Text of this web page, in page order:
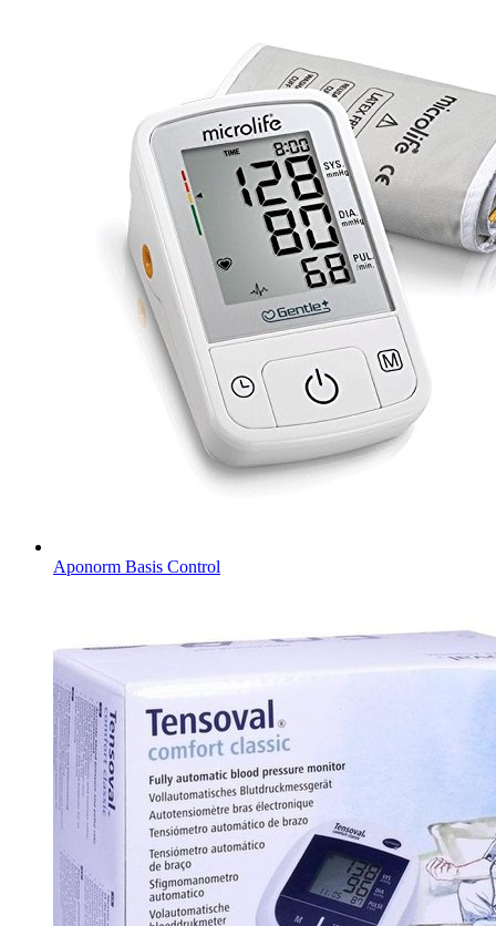
Aponorm Basis Control